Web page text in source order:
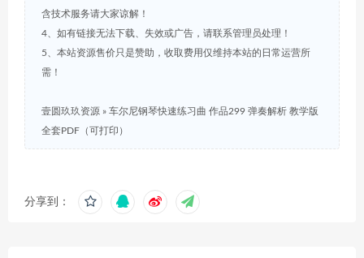
含技术服务请大家谅解！
4、如有链接无法下载、失效或广告，请联系管理员处理！
5、本站资源售价只是赞助，收取费用仅维持本站的日常运营所
需！
壹圆玖玖资源 » 车尔尼钢琴快速练习曲 作品299 弹奏解析 教学版
全套PDF（可打印）
分享到：